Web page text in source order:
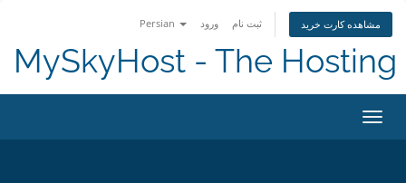
Persian ورود ثبت نام مشاهده کارت خرید
MySkyHost - The Hosting